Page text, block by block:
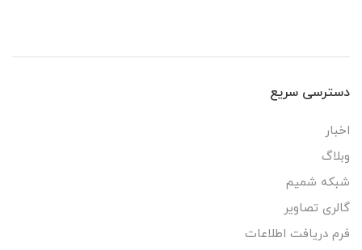
دسترسی سریع
اخبار
وبلاگ
شبکه شمیم
گالری تصاویر
فرم دریافت اطلاعات